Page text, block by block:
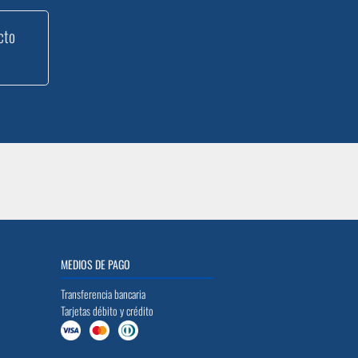
MEDIOS DE PAGO
Transferencia bancaria
Tarjetas débito y crédito